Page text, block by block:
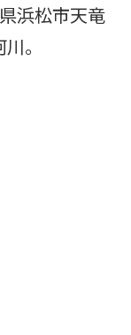
県浜松市天竜
。